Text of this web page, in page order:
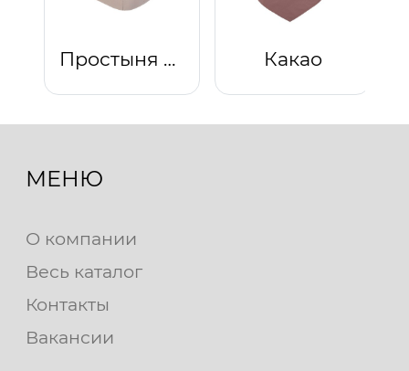
Простыня на резинке "Капучино" Какао
МЕНЮ
О компании
Весь каталог
Контакты
Вакансии